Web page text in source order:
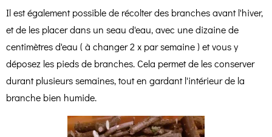
Il est également possible de récolter des branches avant l'hiver,
et de les placer dans un seau d'eau, avec une dizaine de
centimètres d'eau ( à changer 2 x par semaine ) et vous y
déposez les pieds de branches. Cela permet de les conserver
durant plusieurs semaines, tout en gardant l'intérieur de la
branche bien humide.